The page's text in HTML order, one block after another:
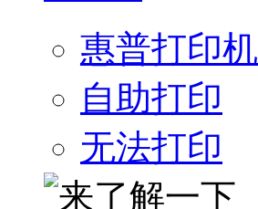
惠普打印机
自助打印
无法打印